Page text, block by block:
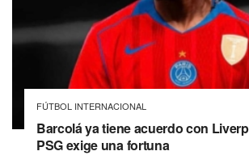
FÚTBOL INTERNACIONAL
Barcolá ya tiene acuerdo con
PSG exige una fortuna